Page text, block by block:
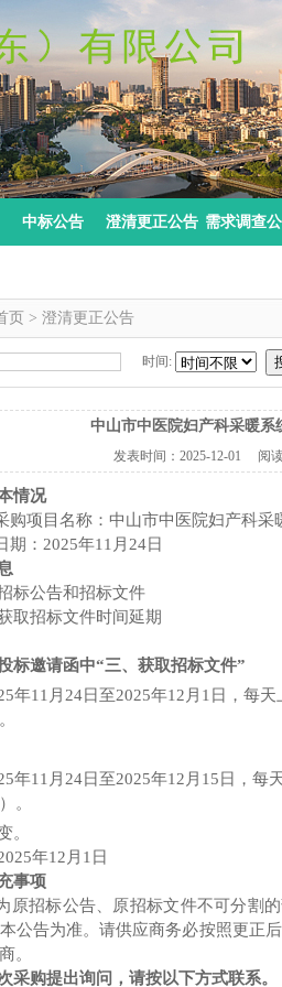
中标公告 澄清更正公告 需求调查
页 > 澄清更正公告
时间:
中山市中医院妇产科采暖系
发表时间： 2025-12-01 阅读
情况
购项目名称： 中山市中医院妇产科采
期：2025年1 1 月 24日
标公告和招标文件
取招标文件时间延期
标邀请函中“三、获取招标文件”
年11月24日至2025年12月1日，每
年11月24日至2025年12月 15 日，每
。
。
年12 月 1 日
事项
原招标公告、原招标文件不可分割
公告为准。请供应商务必按照更正
。
采购提出询问，请按以下方式联系。